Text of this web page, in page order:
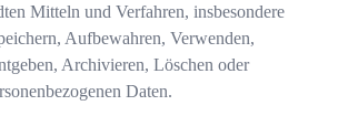
Mitteln und Verfahren, insbesondere
Aufbewahren, Verwenden,
Archivieren, Löschen oder
Daten.